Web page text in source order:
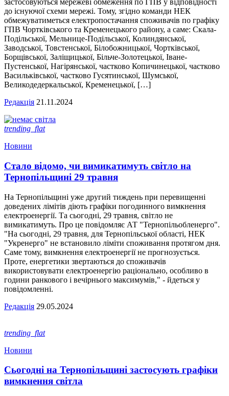
застосовуються мережеві обмеження по ГПВ у відповідності
до існуючої схеми мережі. Тому, згідно команди НЕК
обмежуватиметься електропостачання споживачів по графіку
ГПВ Чортківського та Кременецького району, а саме: Скала-
Подільської, Мельнице-Подільської, Колиндянської,
Заводської, Товстенської, Білобожницької, Чортківської,
Борщівської, Заліщицької, Більче-Золотецької, Іване-
Пустенської, Нагірянської, частково Копичинецької, частково
Васильківської, частково Гусятинської, Шумської,
Великодедеркальської, Кременецької, […]
Редакція 21.11.2024
trending_flat
Новини
Стало відомо, чи вимикатимуть світло на
Тернопільщині 29 травня
На Тернопільщині уже другий тиждень при перевищенні
доведених лімітів діють графіки погодинного вимкнення
електроенергії. Та сьогодні, 29 травня, світло не
вимикатимуть. Про це повідомляє АТ "Тернопільобленерго".
"На сьогодні, 29 травня, для Тернопільської області, НЕК
"Укренерго" не встановило ліміти споживання протягом дня.
Саме тому, вимкнення електроенергії не прогнозується.
Проте, енергетики звертаються до споживачів
використовувати електроенергію раціонально, особливо в
години ранкового і вечірнього максимумів," - йдеться у
повідомленні.
Редакція 29.05.2024
trending_flat
Новини
Сьогодні на Тернопільщині застосують графіки
вимкнення світла